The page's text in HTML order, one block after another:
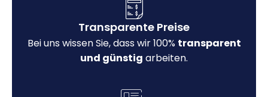
Transparente Preise
Bei uns wissen Sie, dass wir 100% transparent
und günstig arbeiten.